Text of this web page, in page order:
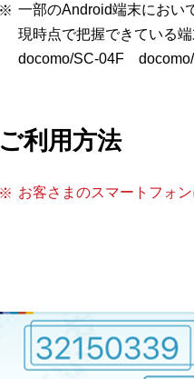
一部のAndroid端末におい
現時点で把握できている
docomo/SC-04F
ご利用方法
お客さまのスマートフォ